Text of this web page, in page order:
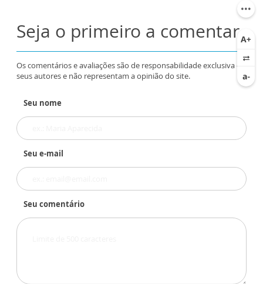
Seja o primeiro a comentar
Os comentários e avaliações são de responsabilidade exclusiva de
seus autores e não representam a opinião do site.
Seu nome
Seu e-mail
Seu comentário